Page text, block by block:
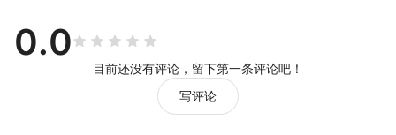
0.0
目前还没有评论，留下第一条评论吧！
写评论